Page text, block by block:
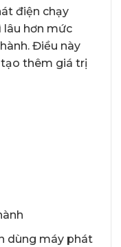
điện chạy
lâu hơn mức
Điều này
thêm giá trị
dùng máy phát